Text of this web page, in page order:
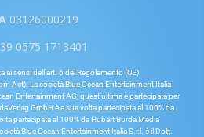
03126000219
0575 1713401
sensi dell’art. 6 del Regolamento (UE)
Act). La società Blue Ocean Entertainment Italia
Entertainment AG; quest’ultima è partecipata per
GmbH è a sua volta partecipata al 100% da
partecipata al 100% da Hubert Burda Media
Blue Ocean Entertainment Italia S.r.l. è il Dott.